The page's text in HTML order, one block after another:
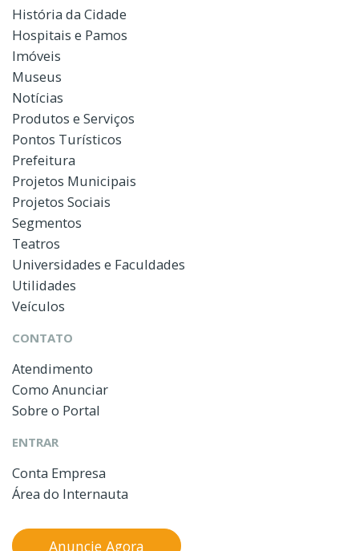
História da Cidade
Hospitais e Pamos
Imóveis
Museus
Notícias
Produtos e Serviços
Pontos Turísticos
Prefeitura
Projetos Municipais
Projetos Sociais
Segmentos
Teatros
Universidades e Faculdades
Utilidades
Veículos
CONTATO
Atendimento
Como Anunciar
Sobre o Portal
ENTRAR
Conta Empresa
Área do Internauta
Anuncie Agora